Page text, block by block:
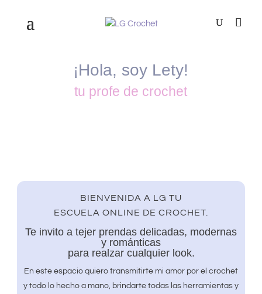
¡Hola, soy Lety!
tu profe de crochet
BIENVENIDA A LG TU
ESCUELA ONLINE DE CROCHET.
Te invito a tejer prendas delicadas, modernas
y románticas
para realzar cualquier look.
En este espacio quiero transmitirte mi amor por el crochet
y todo lo hecho a mano, brindarte todas las herramientas y